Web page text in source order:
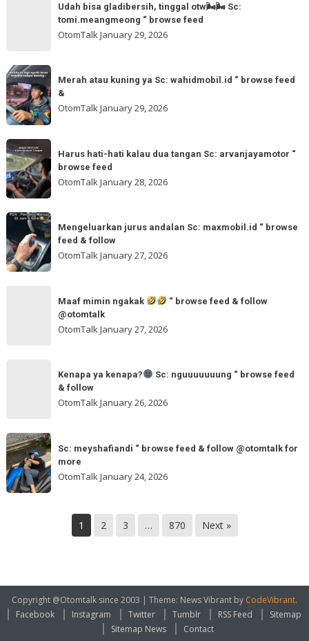
akmschooldrive_cikarang
&
follow
gladibersih,
otw
🌬
🌬
Sc:
“
browse
feed
Udah bisa gladibersih, tinggal otw🌬🌬 Sc:
tomi.meangmeong “ browse feed
OtomTalkJanuary 29, 2026
Merah
atau
kuning
ya
Sc:
wahidmobil.id
“
browse
Merah atau kuning ya Sc: wahidmobil.id “ browse feed
&
OtomTalkJanuary 29, 2026
Harus
hati-
hati
kalau
dua
tangan
Sc:
arvanjayamotor
Harus hati-hati kalau dua tangan Sc: arvanjayamotor “
browse feed
OtomTalkJanuary 28, 2026
Mengeluarkan
jurus
andalan
Sc:
Mengeluarkan jurus andalan Sc: maxmobil.id “ browse
feed & follow
OtomTalkJanuary 27, 2026
follow
@otomtalk
Maaf mimin ngakak
“ browse feed & follow
@otomtalk
OtomTalkJanuary 27, 2026
Sc:
nguuuuuuung
“
browse
Kenapa ya kenapa?
Sc: nguuuuuuung “ browse feed
& follow
OtomTalkJanuary 26, 2026
Sc:
meyshafiandi
“
browse
more
Sc: meyshafiandi “ browse feed & follow @otomtalk for
more
OtomTalk January 24, 2026
1 2 3 … 870 Next »
Copyright @Otomtalk since 2003 | Theme: News Vibrant by CodeVibrant.
Facebook
Instagram Twitter Tumblr RSS Feed
Sitemap
Sitemap News
Contact